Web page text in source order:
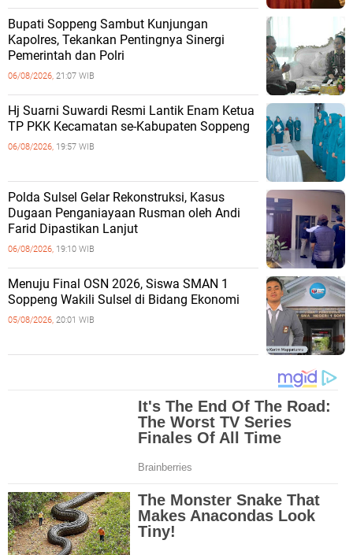
Bupati Soppeng Sambut Kunjungan
Kapolres, Tekankan Pentingnya Sinergi
Pemerintah dan Polri
06/08/2026, 21:07 WIB
Hj Suarni Suwardi Resmi Lantik Enam Ketua
TP PKK Kecamatan se-Kabupaten Soppeng
06/08/2026, 19:57 WIB
Polda Sulsel Gelar Rekonstruksi, Kasus
Dugaan Penganiayaan Rusman oleh Andi
Farid Dipastikan Lanjut
06/08/2026, 19:10 WIB
Menuju Final OSN 2026, Siswa SMAN 1
Soppeng Wakili Sulsel di Bidang Ekonomi
05/08/2026, 20:01 WIB